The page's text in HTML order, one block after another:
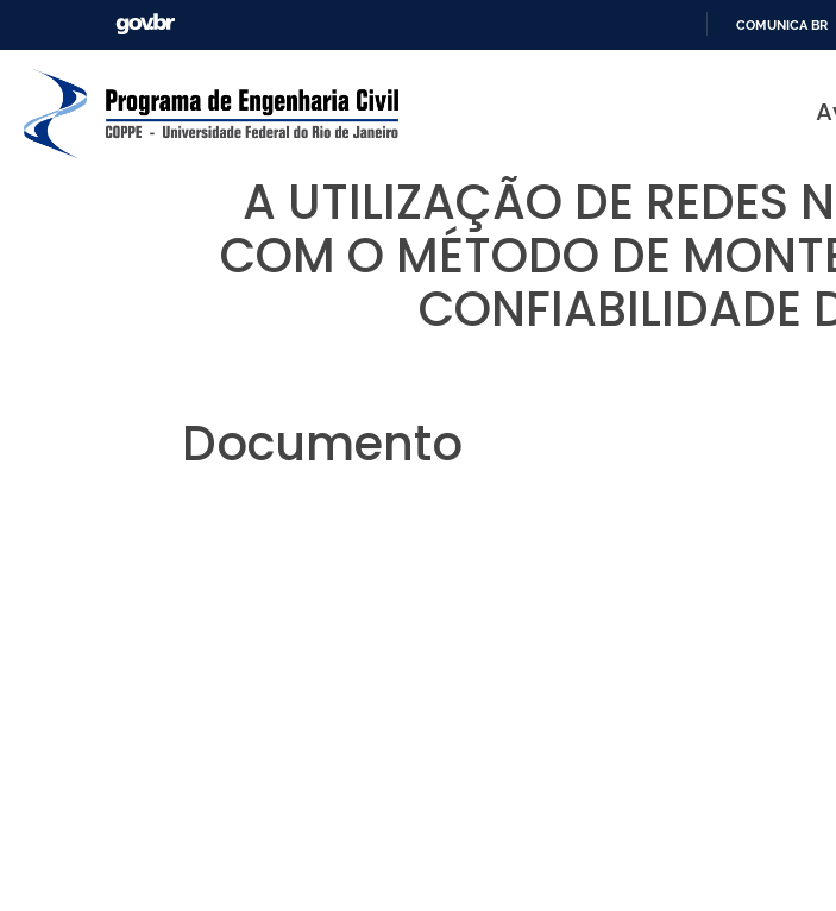
PARA
COMUNICA BR
A UTILIZAÇÃO DE REDES
COM O MÉTODO DE
CONFIABILIDADE
Documento